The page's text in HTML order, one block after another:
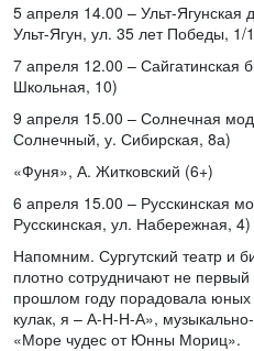
5 апреля 14.00 – Ульт-Ягунская
Ульт-Ягун, ул. 35 лет Победы, 1/
7 апреля 12.00 – Сайгатинская
Школьная, 10)
9 апреля 15.00 – Солнечная
Солнечный, у. Сибирская, 8а)
«Фуня», А. Житковский (6+)
6 апреля 15.00 – Русскинская
Русскинская, ул. Набережная, 4)
Напомним. Сургутский театр и
плотно сотрудничают не
прошлом году порадовала юных
кулак, я – А-Н-Н-А»,
«Море чудес от Юнны Мориц».